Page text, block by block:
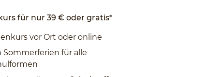
für nur 39 € oder gratis*
vor Ort oder online
Sommerferien für alle